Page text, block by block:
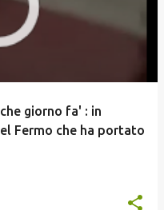
giorno fa' : in
Fermo che ha portato